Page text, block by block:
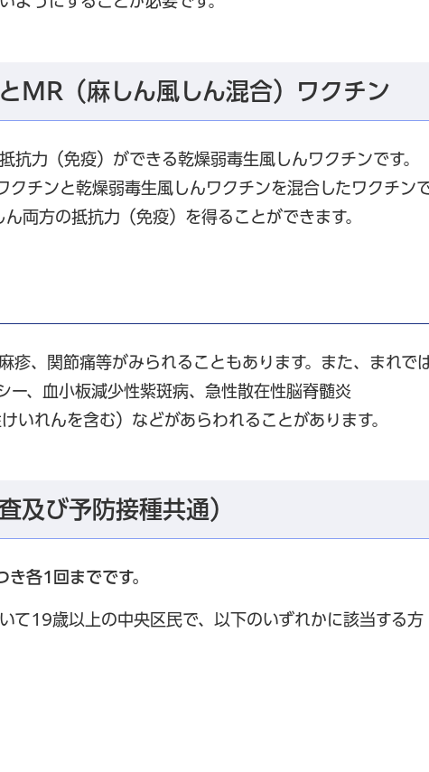
MR（麻しん風しん混合）ワクチン
抗力（免疫）ができる乾燥弱毒生風しんワクチンです。
クチンと乾燥弱毒生風しんワクチンを混合したワクチン
両方の抵抗力（免疫）を得ることができます。
疹、関節痛等がみられることもあります。また、まれで
ー、血小板減少性紫斑病、急性散在性脳脊髄炎
いれんを含む）などがあらわれることがあります。
及び予防接種共通）
各1回までです。
て19歳以上の中央区民で、以下のいずれかに該当する方